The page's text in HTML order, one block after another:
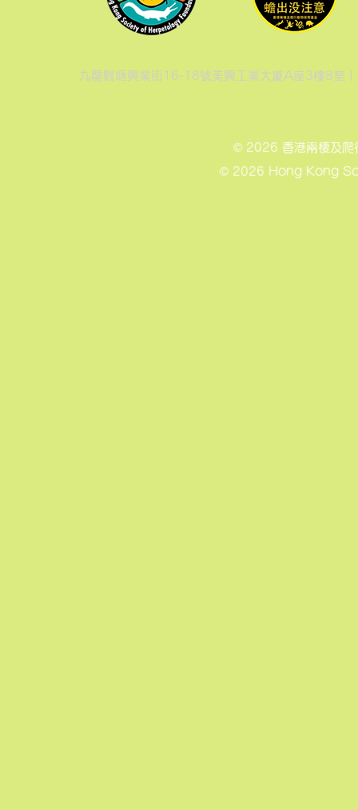
九龍觀塘興業街16-18號美興工業大廈A座3樓8室 |
© 2026 香港兩棲及爬
© 2026 Hong Kong